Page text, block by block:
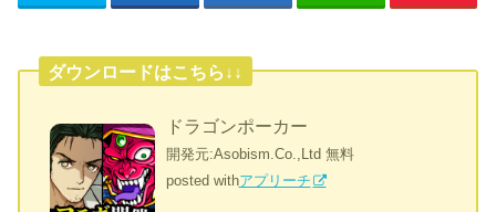
ダウンロードはこちら↓↓
ドラゴンポーカー
開発元:Asobism.Co.,Ltd 無料
posted withアプリーチ